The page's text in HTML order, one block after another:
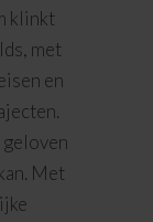
klinkt
met
en
Met